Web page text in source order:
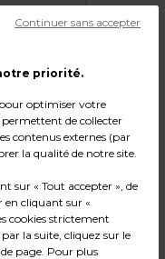
mobile
x H 2 cm
priorité.
pour optimiser votre
permettent de collecter
contenus externes (par
la qualité de notre site.
sur « Tout accepter », de
en cliquant sur «
cookies strictement
la suite, cliquez sur le
page. Pour plus
Continuer sans accepter